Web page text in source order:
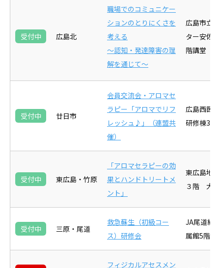
受付中 広島北
職場でのコミュニケー
ションのとりにくさを
考える
～認知・発達障害の理
解を通じて～
広島市立
ター安佐
階講堂
受付中 廿日市
会員交流会・アロマセ
ラピー「アロマでリフ
レッシュ♪」（連盟共
催）
広島西医
研修棟3F
受付中 東広島・竹原
「アロマセラピーの効
果とハンドトリートメ
ント」
東広島地
３階 大
受付中 三原・尾道
救急蘇生（初級コー
ス）研修会
JA尾道総
属館5階
フィジカルアセスメン